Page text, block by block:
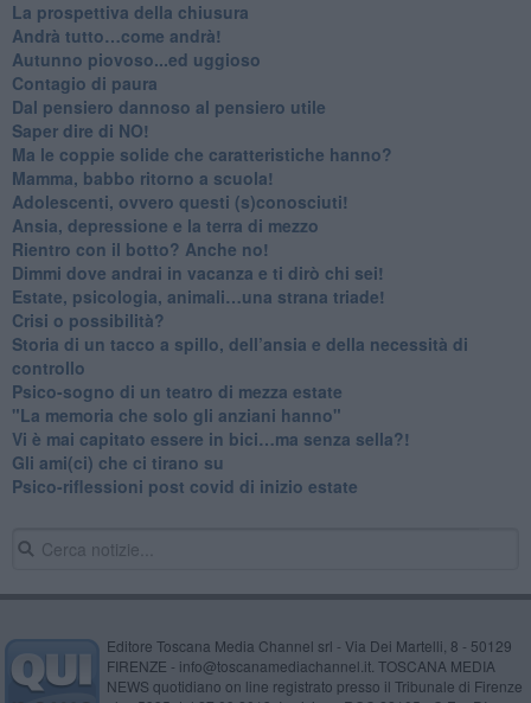
​La prospettiva della chiusura
​Andrà tutto…come andrà!
Autunno piovoso...ed uggioso
​Contagio di paura
​Dal pensiero dannoso al pensiero utile
​Saper dire di NO!
​Ma le coppie solide che caratteristiche hanno?
​Mamma, babbo ritorno a scuola!
Adolescenti, ovvero questi (s)conosciuti!
Ansia, depressione e la terra di mezzo
​Rientro con il botto? Anche no!
Dimmi dove andrai in vacanza e ti dirò chi sei!
​Estate, psicologia, animali…una strana triade!
​Crisi o possibilità?
​Storia di un tacco a spillo, dell’ansia e della necessità di
controllo
​Psico-sogno di un teatro di mezza estate
"La memoria che solo gli anziani hanno"
​Vi è mai capitato essere in bici…ma senza sella?!
​Gli ami(ci) che ci tirano su
Psico-riflessioni post covid di inizio estate
Editore Toscana Media Channel srl - Via Dei Martelli, 8 - 50129
FIRENZE - info@toscanamediachannel.it. TOSCANA MEDIA
NEWS quotidiano on line registrato presso il Tribunale di Firenze